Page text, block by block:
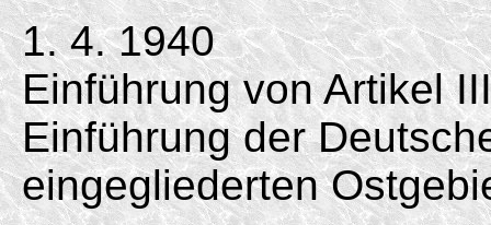
1. 4. 1940
Einführung von Artikel III
Einführung der
eingegliederten